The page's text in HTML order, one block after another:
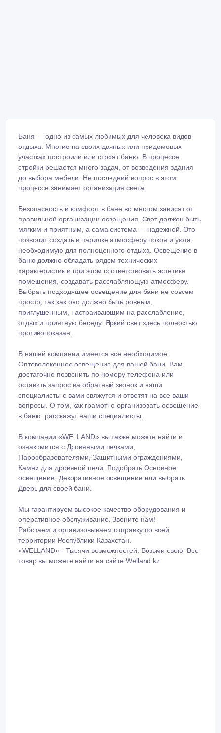
участках построили или строят баню. В процессе
стройки решается много задач, от возведения здания
до выбора мебели. Не последний вопрос в этом
процессе занимает организация света.
Безопасность и комфорт в бане во многом зависят от
мягким и приятным, а сама система — надежной. Это
позволит создать в парилке атмосферу покоя и уюта,
необходимую для полноценного отдыха. Освещение в
баню должно обладать рядом технических
характеристик и при этом соответствовать эстетике
помещения, создавать расслабляющую атмосферу.
Выбрать подходящее освещение для бани не совсем
просто, так как оно должно быть ровным,
приглушенным, настраивающим на расслабление,
отдых и приятную беседу. Яркий свет здесь полностью
противопоказан.
В нашей компании имеется все необходимое
достаточно позвонить по номеру телефона или
оставить запрос на обратный звонок и наши
специалисты с вами свяжутся и ответят на все ваши
вопросы. О том, как грамотно организовать освещение
в баню, расскажут наши специалисты.
В компании «WELLAND» вы также можете найти и
Камни для дровяной печи. Подобрать Основное
освещение, Декоративное освещение или выбрать
Дверь для своей бани.
Мы гарантируем высокое качество оборудования и
Работаем и организовываем отправку по всей
территории Республики Казахстан.
«WELLAND» - Тысячи возможностей. Возьми свою! Все
товар вы можете найти на сайте Welland.kz